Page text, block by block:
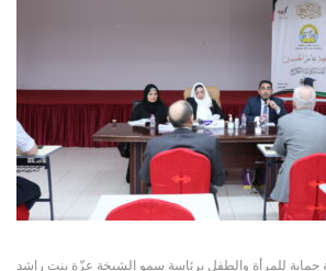
للمرأة والطفل برئاسة سمو الشيخة عزّة بنت راشد